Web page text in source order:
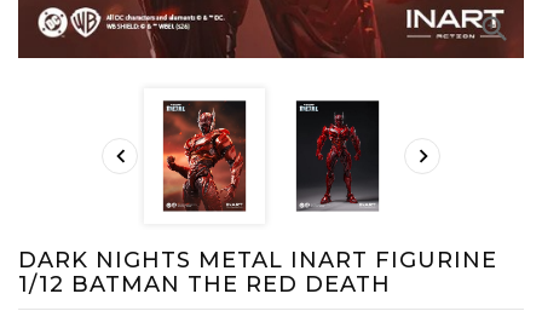

 
DARK NIGHTS METAL INART FIGURINE
1/12 BATMAN THE RED DEATH